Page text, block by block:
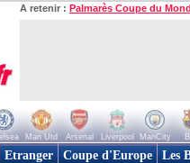
A retenir : Palmarès Coupe du
Man Utd Arsenal Liverpool ManCity
Etranger Coupe d'Europe Les